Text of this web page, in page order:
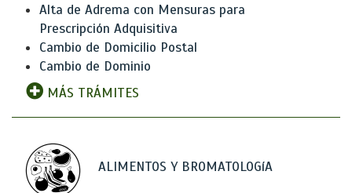
Alta de Adrema con Mensuras para
Prescripción Adquisitiva
Cambio de Domicilio Postal
Cambio de Dominio
MÁS TRÁMITES
ALIMENTOS Y BROMATOLOGíA